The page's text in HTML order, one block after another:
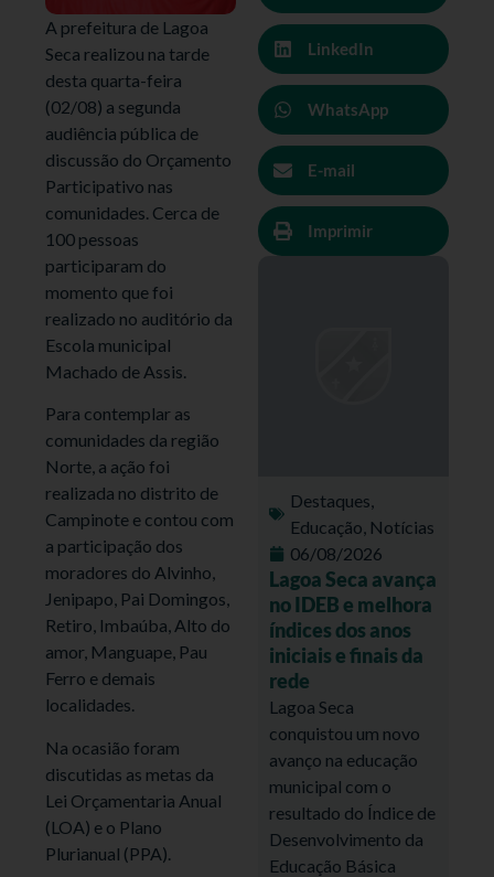
A prefeitura de Lagoa
Seca realizou na tarde
desta quarta-feira
(02/08) a segunda
audiência pública de
discussão do Orçamento
Participativo nas
comunidades. Cerca de
100 pessoas
participaram do
momento que foi
realizado no auditório da
Escola municipal
Machado de Assis.
Para contemplar as
comunidades da região
Norte, a ação foi
realizada no distrito de
Campinote e contou com
a participação dos
moradores do Alvinho,
Jenipapo, Pai Domingos,
Retiro, Imbaúba, Alto do
amor, Manguape, Pau
Ferro e demais
localidades.
Na ocasião foram
discutidas as metas da
Lei Orçamentaria Anual
(LOA) e o Plano
Plurianual (PPA).
LinkedIn
WhatsApp
E-mail
Imprimir
Destaques,
Educação, Notícias
06/08/2026
Lagoa Seca avança
no IDEB e melhora
índices dos anos
iniciais e finais da
rede
Lagoa Seca
conquistou um novo
avanço na educação
municipal com o
resultado do Índice de
Desenvolvimento da
Educação Básica